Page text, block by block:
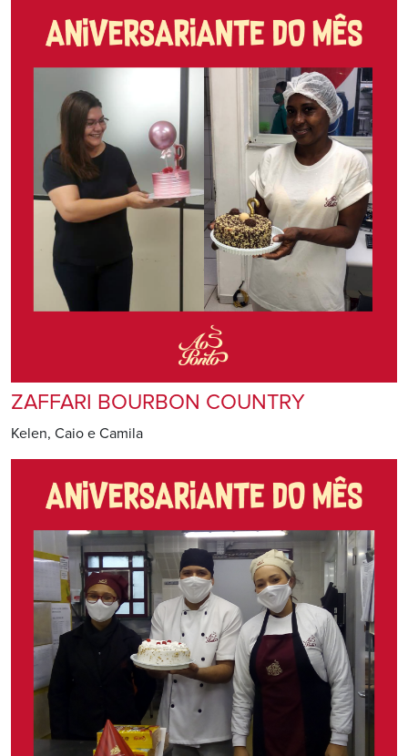
ZAFFARI BOURBON COUNTRY
Kelen, Caio e Camila